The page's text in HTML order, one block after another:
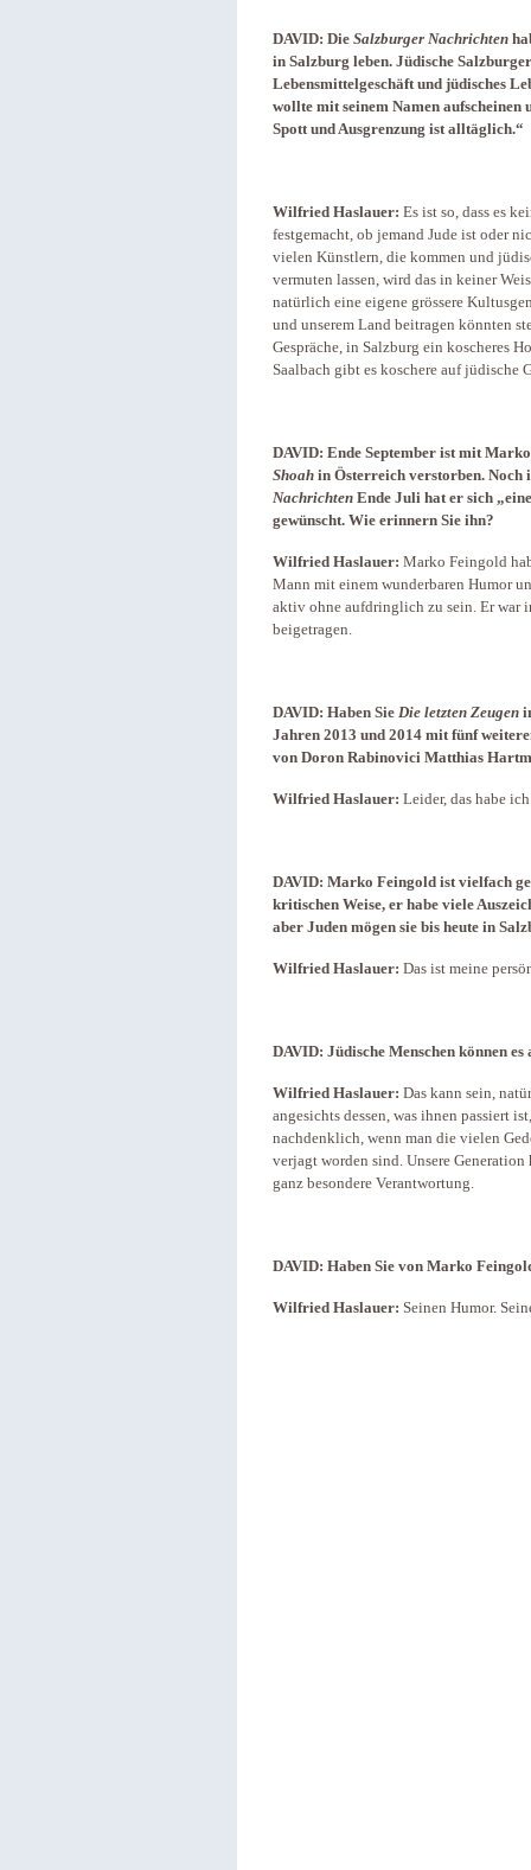
DAVID: Die Salzburger Nachrichten
in Salzburg leben. Jüdische
Lebensmittelgeschäft und jüdisches
wollte mit seinem Namen
Spott und Ausgrenzung ist alltäglich.“
Wilfried Haslauer: Es ist so, dass es
festgemacht, ob jemand Jude ist oder
vielen Künstlern, die kommen und
vermuten lassen, wird das in keiner
natürlich eine eigene grössere
und unserem Land beitragen könnten
Gespräche, in Salzburg ein koscheres
Saalbach gibt es koschere auf jüdische
DAVID: Ende September ist mit
Shoah in Österreich verstorben. Noch
Nachrichten Ende Juli hat er sich
gewünscht. Wie erinnern Sie ihn?
Wilfried Haslauer: Marko Feingold
Mann mit einem wunderbaren Humor
aktiv ohne aufdringlich zu sein. Er war
beigetragen.
DAVID: Haben Sie Die letzten Zeugen
Jahren 2013 und 2014 mit fünf
von Doron Rabinovici Matthias
Wilfried Haslauer: Leider, das habe
DAVID: Marko Feingold ist vielfach
kritischen Weise, er habe viele
aber Juden mögen sie bis heute in
Wilfried Haslauer: Das ist meine
DAVID: Jüdische Menschen können es
Wilfried Haslauer: Das kann sein,
angesichts dessen, was ihnen passiert
nachdenklich, wenn man die vielen
verjagt worden sind. Unsere
ganz besondere Verantwortung.
DAVID: Haben Sie von Marko
Wilfried Haslauer: Seinen Humor.